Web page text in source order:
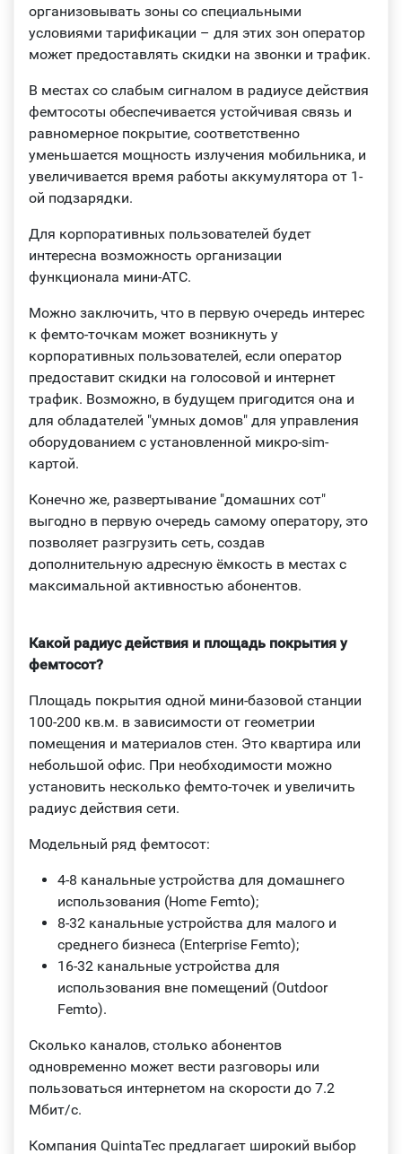
организовывать зоны со специальными
условиями тарификации – для этих зон оператор
может предоставлять скидки на звонки и трафик.
В местах со слабым сигналом в радиусе действия
фемтосоты обеспечивается устойчивая связь и
равномерное покрытие, соответственно
уменьшается мощность излучения мобильника, и
увеличивается время работы аккумулятора от 1-
ой подзарядки.
Для корпоративных пользователей будет
интересна возможность организации
функционала мини-АТС.
Можно заключить, что в первую очередь интерес
к фемто-точкам может возникнуть у
корпоративных пользователей, если оператор
предоставит скидки на голосовой и интернет
трафик. Возможно, в будущем пригодится она и
для обладателей "умных домов" для управления
оборудованием с установленной микро-sim-
картой.
Конечно же, развертывание "домашних сот"
выгодно в первую очередь самому оператору, это
позволяет разгрузить сеть, создав
дополнительную адресную ёмкость в местах с
максимальной активностью абонентов.
Какой радиус действия и площадь покрытия у
фемтосот?
Площадь покрытия одной мини-базовой станции
100-200 кв.м. в зависимости от геометрии
помещения и материалов стен. Это квартира или
небольшой офис. При необходимости можно
установить несколько фемто-точек и увеличить
радиус действия сети.
Модельный ряд фемтосот:
4-8 канальные устройства для домашнего
использования (Home Femto);
8-32 канальные устройства для малого и
среднего бизнеса (Enterprise Femto);
16-32 канальные устройства для
использования вне помещений (Outdoor
Femto).
Сколько каналов, столько абонентов
одновременно может вести разговоры или
пользоваться интернетом на скорости до 7.2
Мбит/c.
Компания QuintaTec предлагает широкий выбор